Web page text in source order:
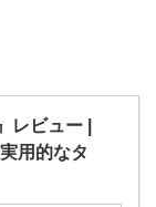
レビュー |
用的なタ